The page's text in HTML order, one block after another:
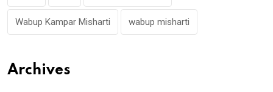
Wabup Kampar Misharti wabup misharti
Archives